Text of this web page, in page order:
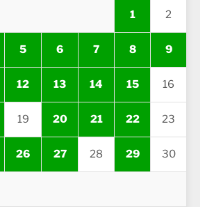
1 2
5 6 7 8 9
12 13 14 15 16
19 20 21 22 23
26 27 28 29 30